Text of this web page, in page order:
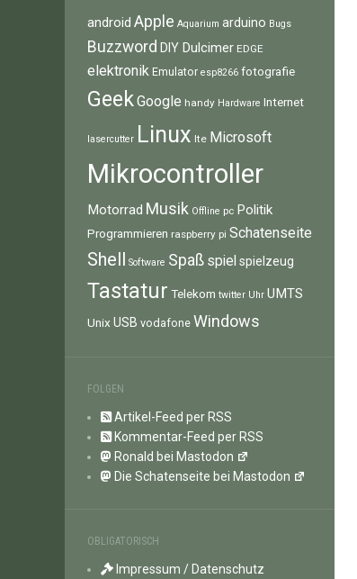
android Apple Aquarium arduino Bugs
Buzzword DIY Dulcimer EDGE
elektronik Emulator esp8266 fotografie
GeekGoogle handy Hardware Internet
lasercutter Linux lte Microsoft
Mikrocontroller
Motorrad Musik Offline pc Politik
Programmieren raspberry pi Schatenseite
Shell Software Spaß spiel spielzeug
Tastatur Telekom twitter Uhr UMTS
Unix USB vodafone Windows
FOLGEN
Artikel-Feed per RSS
Kommentar-Feed per RSS
Ronald bei Mastodon
Die Schatenseite bei Mastodon
OBLIGATORISCH
Impressum / Datenschutz